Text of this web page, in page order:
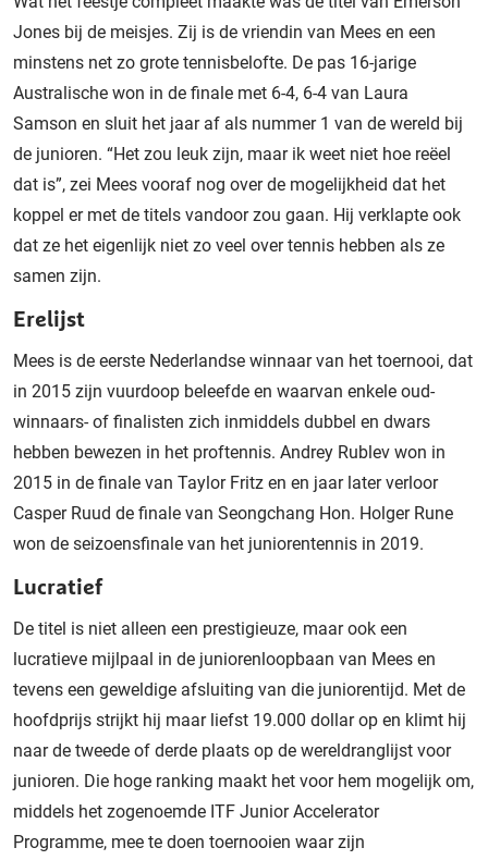
Jones bij de meisjes. Zij is de vriendin van Mees en een
minstens net zo grote tennisbelofte. De pas 16-jarige
Australische won in de finale met 6-4, 6-4 van Laura
Samson en sluit het jaar af als nummer 1 van de wereld bij
de junioren. “Het zou leuk zijn, maar ik weet niet hoe reëel
dat is”, zei Mees vooraf nog over de mogelijkheid dat het
koppel er met de titels vandoor zou gaan. Hij verklapte ook
dat ze het eigenlijk niet zo veel over tennis hebben als ze
samen zijn.
Erelijst
Mees is de eerste Nederlandse winnaar van het toernooi, dat
in 2015 zijn vuurdoop beleefde en waarvan enkele oud-
winnaars- of finalisten zich inmiddels dubbel en dwars
hebben bewezen in het proftennis. Andrey Rublev won in
2015 in de finale van Taylor Fritz en en jaar later verloor
Casper Ruud de finale van Seongchang Hon. Holger Rune
won de seizoensfinale van het juniorentennis in 2019.
Lucratief
De titel is niet alleen een prestigieuze, maar ook een
lucratieve mijlpaal in de juniorenloopbaan van Mees en
tevens een geweldige afsluiting van die juniorentijd. Met de
hoofdprijs strijkt hij maar liefst 19.000 dollar op en klimt hij
naar de tweede of derde plaats op de wereldranglijst voor
junioren. Die hoge ranking maakt het voor hem mogelijk om,
middels het zogenoemde ITF Junior Accelerator
Programme, mee te doen toernooien waar zijn